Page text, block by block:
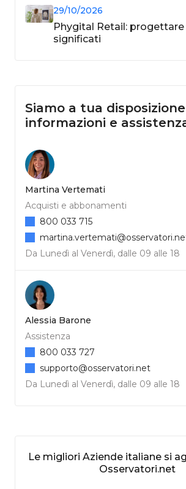
29/10/2026
Phygital Retail: progettare
significati
Siamo a tua
informazioni e
Martina Vertemati
Acquisti e abbonamenti
Da Lunedì al Venerdì, dalle 09 alle 18
800 033 715
Alessia Barone
Assistenza
Da Lunedì al Venerdì, dalle 09 alle 18
800 033 727
supporto@osservatori.net
Le migliori Aziende italiane si
Osservatori.net